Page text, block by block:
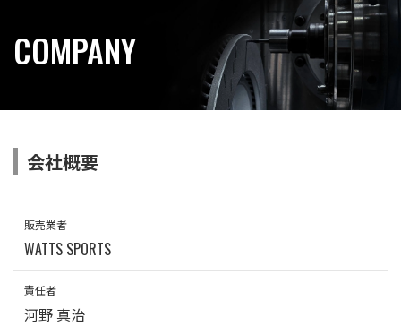
COMPANY
会社概要
販売業者
WATTS SPORTS
責任者
河野 真治